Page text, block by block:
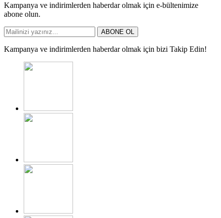
Kampanya ve indirimlerden haberdar olmak için e-bültenimize
abone olun.
ABONE OL
Kampanya ve indirimlerden haberdar olmak için bizi Takip Edin!